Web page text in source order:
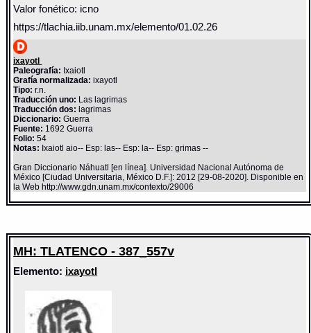
Valor fonético: icno
https://tlachia.iib.unam.mx/elemento/01.02.26
ixayotl
Paleografía: Ixaiotl
Grafía normalizada: ixayotl
Tipo: r.n.
Traducción uno: Las lagrimas
Traducción dos: lagrimas
Diccionario:Guerra
Fuente: 1692 Guerra
Folio: 54
Notas: Ixaiotl aio-- Esp: las-- Esp: la-- Esp: grimas --
Gran Diccionario Náhuatl [en línea]. Universidad Nacional Autónoma de
México [Ciudad Universitaria, México D.F.]: 2012 [29-08-2020]. Disponible en
la Web http://www.gdn.unam.mx/contexto/29006
MH: TLATENCO - 387_557v
Elemento: ixayotl